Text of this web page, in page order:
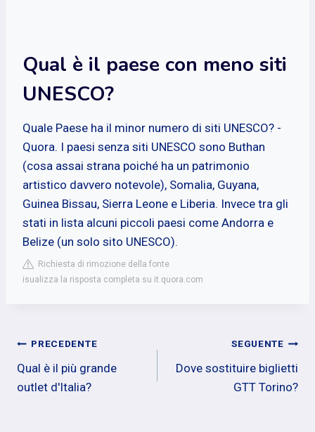
Qual è il paese con meno siti
UNESCO?
Quale Paese ha il minor numero di siti UNESCO? -
Quora. I paesi senza siti UNESCO sono Buthan
(cosa assai strana poiché ha un patrimonio
artistico davvero notevole), Somalia, Guyana,
Guinea Bissau, Sierra Leone e Liberia. Invece tra gli
stati in lista alcuni piccoli paesi come Andorra e
Belize (un solo sito UNESCO).
Richiesta di rimozione della fonte
isualizza la risposta completa su it.quora.com
Navigazione
articoli
PRECEDENTE
Qual è il più grande
outlet d'Italia?
SEGUENTE
Dove sostituire biglietti
GTT Torino?